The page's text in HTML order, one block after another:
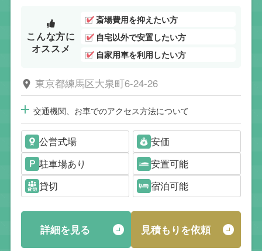
こんな方に
オススメ
斎場費用を抑えたい方
自宅以外で安置したい方
自家用車を利用したい方
東京都練馬区大泉町6-24-26
交通機関、お車でのアクセス方法について
公営式場
安価
駐車場あり
安置可能
貸切
宿泊可能
詳細を見る 見積もりを依頼